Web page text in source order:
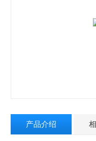
产品介绍